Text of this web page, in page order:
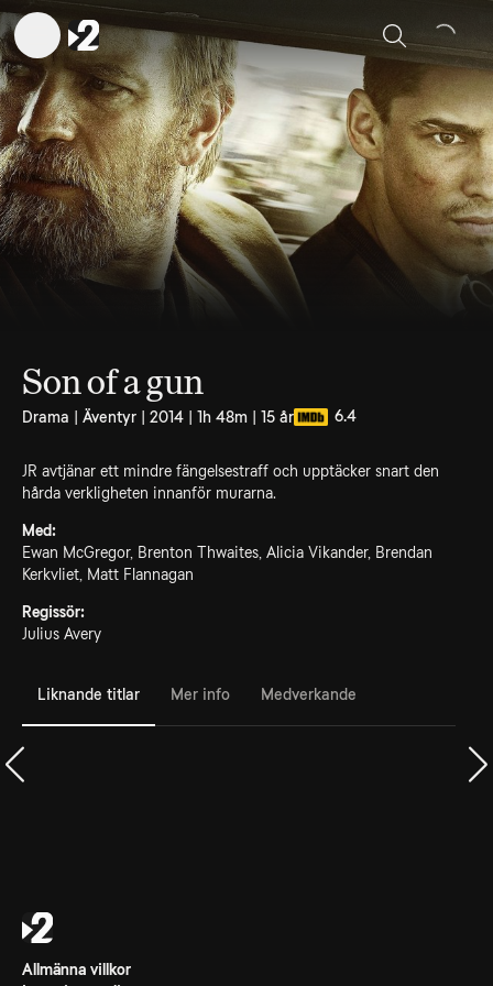
Sök
Son of a gun
Drama | Äventyr | 2014 | 1h 48m | 15 år 6.4
JR avtjänar ett mindre fängelsestraff och upptäcker snart den
hårda verkligheten innanför murarna.
Med:
Ewan McGregor, Brenton Thwaites, Alicia Vikander, Brendan
Kerkvliet, Matt Flannagan
Regissör:
Julius Avery
Liknande titlar Mer info Medverkande
Allmänna villkor